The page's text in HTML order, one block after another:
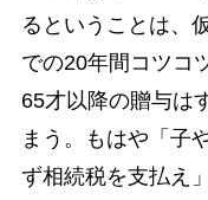
るということは、
での20年間コツコ
65才以降の贈与は
まう。もはや「子
ず相続税を支払え